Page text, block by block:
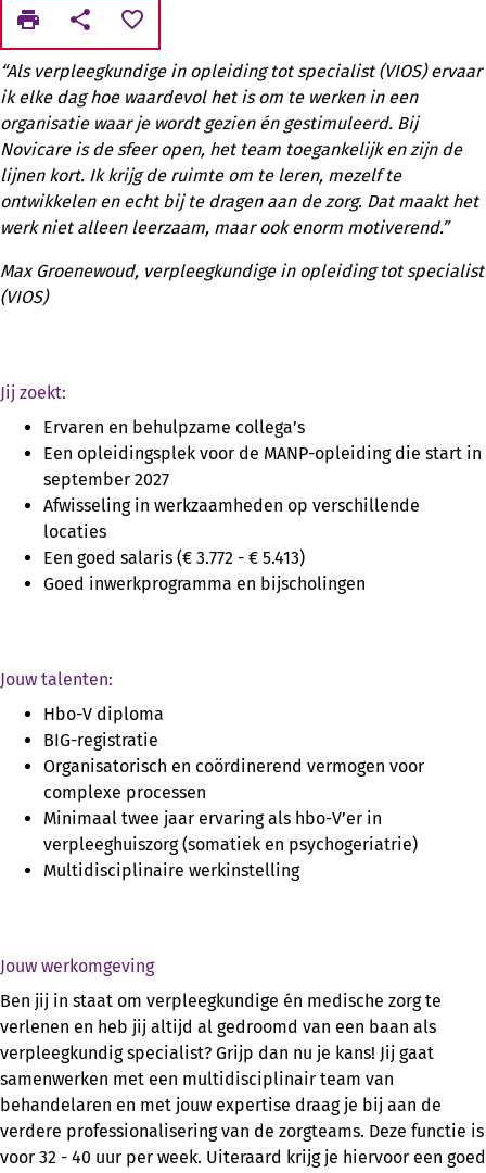
print share favorite_border
“Als verpleegkundige in opleiding tot specialist (VIOS) ervaar
ik elke dag hoe waardevol het is om te werken in een
organisatie waar je wordt gezien én gestimuleerd. Bij
Novicare is de sfeer open, het team toegankelijk en zijn de
lijnen kort. Ik krijg de ruimte om te leren, mezelf te
ontwikkelen en echt bij te dragen aan de zorg. Dat maakt het
werk niet alleen leerzaam, maar ook enorm motiverend.”
Max Groenewoud, verpleegkundige in opleiding tot specialist
(VIOS)
Jij zoekt:
Ervaren en behulpzame collega’s
Een opleidingsplek voor de MANP-opleiding die start in
september 2027
Afwisseling in werkzaamheden op verschillende
locaties
Een goed salaris (€ 3.772 - € 5.413)
Goed inwerkprogramma en bijscholingen
Jouw talenten:
Hbo-V diploma
BIG-registratie
Organisatorisch en coördinerend vermogen voor
complexe processen
Minimaal twee jaar ervaring als hbo-V’er in
verpleeghuiszorg (somatiek en psychogeriatrie)
Multidisciplinaire werkinstelling
Jouw werkomgeving
Ben jij in staat om verpleegkundige én medische zorg te
verlenen en heb jij altijd al gedroomd van een baan als
verpleegkundig specialist? Grijp dan nu je kans! Jij gaat
samenwerken met een multidisciplinair team van
behandelaren en met jouw expertise draag je bij aan de
verdere professionalisering van de zorgteams. Deze functie is
voor 32 - 40 uur per week. Uiteraard krijg je hiervoor een goed